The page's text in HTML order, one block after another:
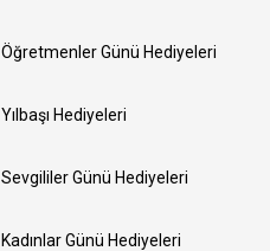
Öğretmenler Günü Hediyeleri
Yılbaşı Hediyeleri
Sevgililer Günü Hediyeleri
Kadınlar Günü Hediyeleri